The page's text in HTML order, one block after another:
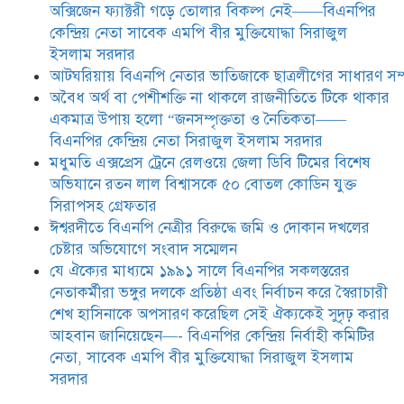
যে ঐক্যের মাধ্যমে ১৯৯১ সালে
বিএনপির সকলস্তরের নেতাকর্মীরা ভঙ্গুর
দলকে প্রতিষ্ঠা এবং নির্বাচন করে
স্বৈরাচারী শেখ হাসিনাকে অপসারণ
করেছিল সেই ঐক্যকেই সুদৃঢ় করার
আহবান জানিয়েছেন—- বিএনপির কেন্দ্রিয় নির্বাহী কমিটির নেতা,
সাবেক এমপি বীর মুক্তিযোদ্ধা সিরাজুল ইসলাম সরদার
অক্সিজেন ফ্যাক্টরী গড়ে তোলার বিকল্প নেই——বিএনপির
কেন্দ্রিয় নেতা সাবেক এমপি বীর মুক্তিযোদ্ধা সিরাজুল
ইসলাম সরদার
আটঘরিয়ায় বিএনপি নেতার ভাতিজাকে ছাত্রলীগের সাধারণ
​​অবৈধ অর্থ বা পেশীশক্তি না থাকলে রাজনীতিতে টিকে থাকার
একমাত্র উপায় হলো “জনসম্পৃক্ততা ও নৈতিকতা——
বিএনপির কেন্দ্রিয় নেতা সিরাজুল ইসলাম সরদার
মধুমতি এক্সপ্রেস ট্রেনে রেলওয়ে জেলা ডিবি টিমের বিশেষ
অভিযানে রতন লাল বিশ্বাসকে ৫০ বোতল কোডিন যুক্ত
সিরাপসহ গ্রেফতার
ঈশ্বরদীতে বিএনপি নেত্রীর বিরুদ্ধে জমি ও দোকান দখলের
চেষ্টার অভিযোগে সংবাদ সম্মেলন
যে ঐক্যের মাধ্যমে ১৯৯১ সালে বিএনপির সকলস্তরের
নেতাকর্মীরা ভঙ্গুর দলকে প্রতিষ্ঠা এবং নির্বাচন করে স্বৈরাচারী
শেখ হাসিনাকে অপসারণ করেছিল সেই ঐক্যকেই সুদৃঢ় করার
আহবান জানিয়েছেন—- বিএনপির কেন্দ্রিয় নির্বাহী কমিটির
নেতা, সাবেক এমপি বীর মুক্তিযোদ্ধা সিরাজুল ইসলাম
সরদার